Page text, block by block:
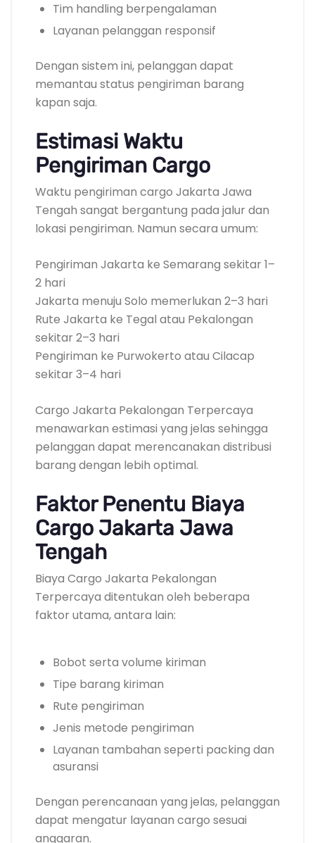
Tim handling berpengalaman
Layanan pelanggan responsif
Dengan sistem ini, pelanggan dapat
memantau status pengiriman barang
kapan saja.
Estimasi Waktu
Pengiriman Cargo
Waktu pengiriman cargo Jakarta Jawa
Tengah sangat bergantung pada jalur dan
lokasi pengiriman. Namun secara umum:
Pengiriman Jakarta ke Semarang sekitar 1–
2 hari
Jakarta menuju Solo memerlukan 2–3 hari
Rute Jakarta ke Tegal atau Pekalongan
sekitar 2–3 hari
Pengiriman ke Purwokerto atau Cilacap
sekitar 3–4 hari
Cargo Jakarta Pekalongan Terpercaya
menawarkan estimasi yang jelas sehingga
pelanggan dapat merencanakan distribusi
barang dengan lebih optimal.
Faktor Penentu Biaya
Cargo Jakarta Jawa
Tengah
Biaya Cargo Jakarta Pekalongan
Terpercaya ditentukan oleh beberapa
faktor utama, antara lain:
Bobot serta volume kiriman
Tipe barang kiriman
Rute pengiriman
Jenis metode pengiriman
Layanan tambahan seperti packing dan
asuransi
Dengan perencanaan yang jelas, pelanggan
dapat mengatur layanan cargo sesuai
anggaran.